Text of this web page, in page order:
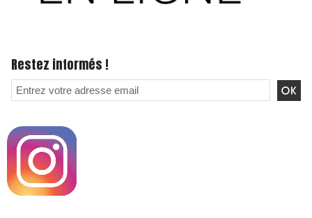
Restez informés !